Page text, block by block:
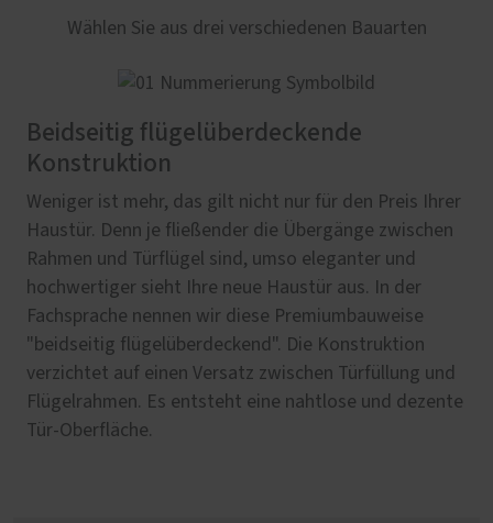
Wählen Sie aus drei verschiedenen Bauarten
Beidseitig flügelüberdeckende
Konstruktion
Weniger ist mehr, das gilt nicht nur für den Preis Ihrer
Haustür. Denn je fließender die Übergänge zwischen
Rahmen und Türflügel sind, umso eleganter und
hochwertiger sieht Ihre neue Haustür aus. In der
Fachsprache nennen wir diese Premiumbauweise
"beidseitig flügelüberdeckend". Die Konstruktion
verzichtet auf einen Versatz zwischen Türfüllung und
Flügelrahmen. Es entsteht eine nahtlose und dezente
Tür-Oberfläche.